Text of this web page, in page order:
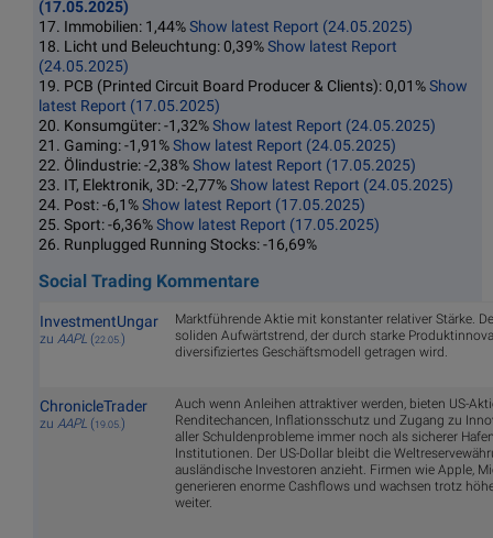
(17.05.2025)
17. Immobilien: 1,44%Show latest Report (24.05.2025)
18. Licht und Beleuchtung: 0,39%Show latest Report
(24.05.2025)
19. PCB (Printed Circuit Board Producer & Clients): 0,01%Show
latest Report (17.05.2025)
20. Konsumgüter: -1,32%Show latest Report (24.05.2025)
21. Gaming: -1,91%Show latest Report (24.05.2025)
22. Ölindustrie: -2,38%Show latest Report (17.05.2025)
23. IT, Elektronik, 3D: -2,77%Show latest Report (24.05.2025)
24. Post: -6,1%Show latest Report (17.05.2025)
25. Sport: -6,36%Show latest Report (17.05.2025)
26. Runplugged Running Stocks: -16,69%
Social Trading Kommentare
InvestmentUngar
zu AAPL (22.05.)
Marktführende Aktie mit konstanter relativer Stärke.
soliden Aufwärtstrend, der durch starke
diversifiziertes Geschäftsmodell getragen wird.
ChronicleTrader
zu AAPL ( 19.05.)
Auch wenn Anleihen attraktiver werden, bieten US-
Renditechancen, Inflationsschutz und Zugang zu
aller Schuldenprobleme immer noch als sicherer
Institutionen. Der US-Dollar bleibt die
ausländische Investoren anzieht. Firmen wie Apple,
generieren enorme Cashflows und wachsen trotz
weiter.